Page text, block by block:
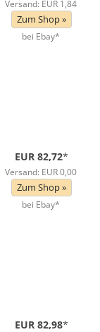
Versand: EUR 1,84
Zum Shop »
bei Ebay*
EUR 82,72*
Versand: EUR 0,00
Zum Shop »
bei Ebay*
EUR 82,98*